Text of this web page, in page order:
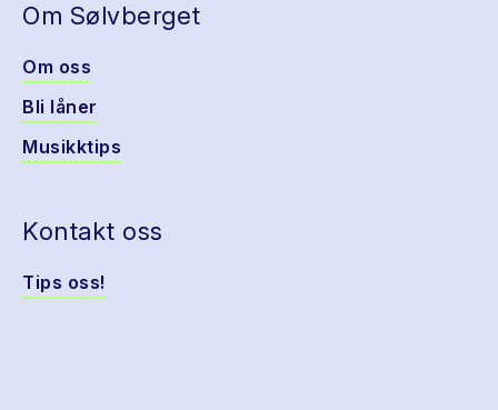
Om Sølvberget
Om oss
Bli låner
Musikktips
Kontakt oss
Tips oss!